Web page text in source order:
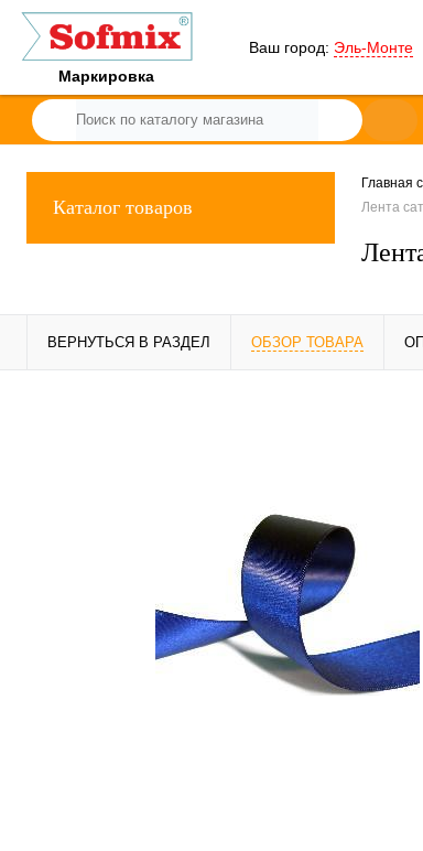
Маркировка
Ваш город: Эль-Монте
Каталог товаров
Главная
Лента
ВЕРНУТЬСЯ В РАЗДЕЛ ОБЗОР ТОВАРА